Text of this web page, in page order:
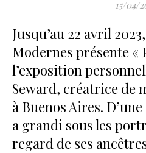
15/04/
Jusqu’au 22 avril
Modernes présente «
l’exposition
Seward, créatrice de
à Buenos Aires.
a grandi sous les
regard de ses